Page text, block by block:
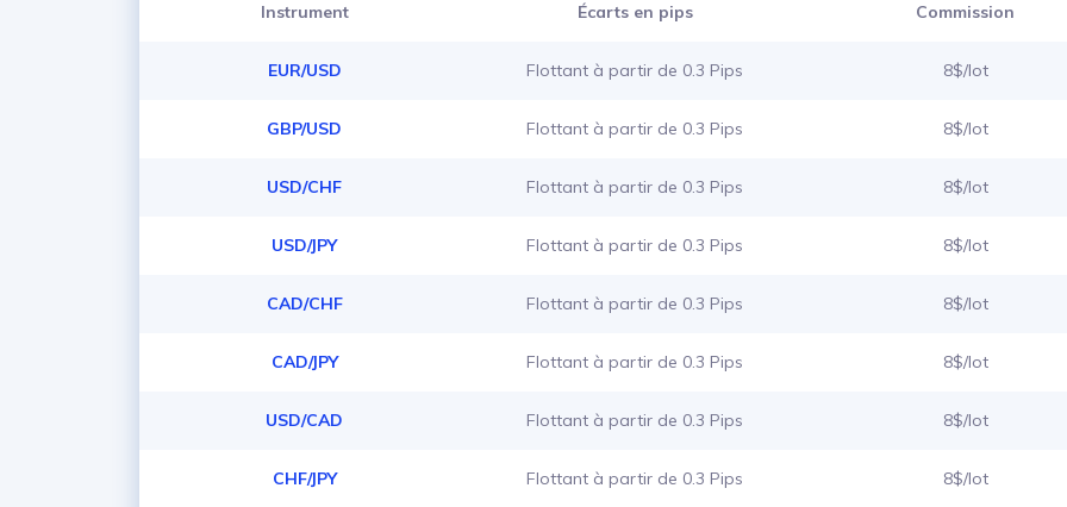
Instrument Écarts en pips Commission
EUR/USD Flottant à partir de 0.3 Pips 8$/lot
GBP/USD Flottant à partir de 0.3 Pips 8$/lot
USD/CHF Flottant à partir de 0.3 Pips 8$/lot
USD/JPY Flottant à partir de 0.3 Pips 8$/lot
CAD/CHF Flottant à partir de 0.3 Pips 8$/lot
CAD/JPY Flottant à partir de 0.3 Pips 8$/lot
USD/CAD Flottant à partir de 0.3 Pips 8$/lot
CHF/JPY Flottant à partir de 0.3 Pips 8$/lot